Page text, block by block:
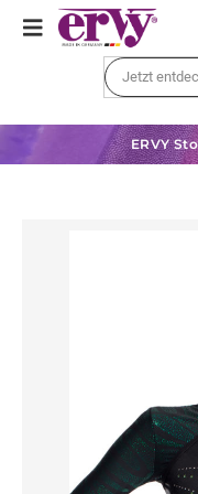
ERVY